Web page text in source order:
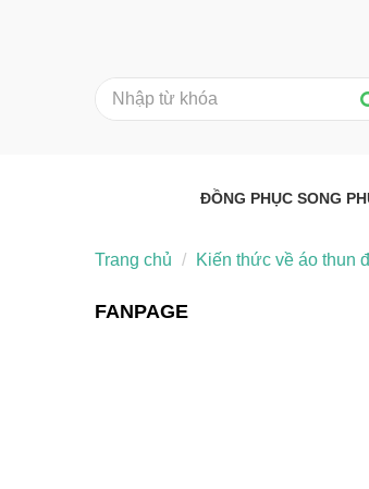
FANPAGE
ĐỒNG PHỤC SONG
Trang chủ Kiến thức về áo thun